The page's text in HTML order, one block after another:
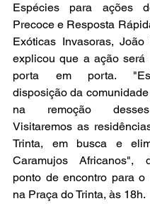
Espécies para ações
Precoce e Resposta
Exóticas Invasoras, João
explicou que a ação será
porta em porta.
disposição da
na remoção
Visitaremos as
Trinta, em busca e
Caramujos Africanos",
ponto de encontro para o
na Praça do Trinta, às 18h.